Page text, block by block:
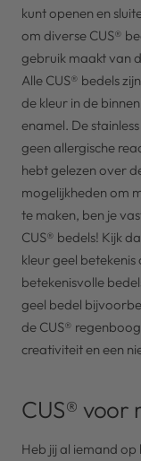
kunt openen en
om diverse CUS®
gebruik maakt van
Alle CUS® bedels
de kleur in de
enamel. De
geen allergische
hebt gelezen over
mogelijkheden om
te maken, ben je
CUS® bedels! Kijk
kleur geel
betekenisvolle
geel bedel
de CUS®
creativiteit en een
CUS® voor
Heb jij al iemand